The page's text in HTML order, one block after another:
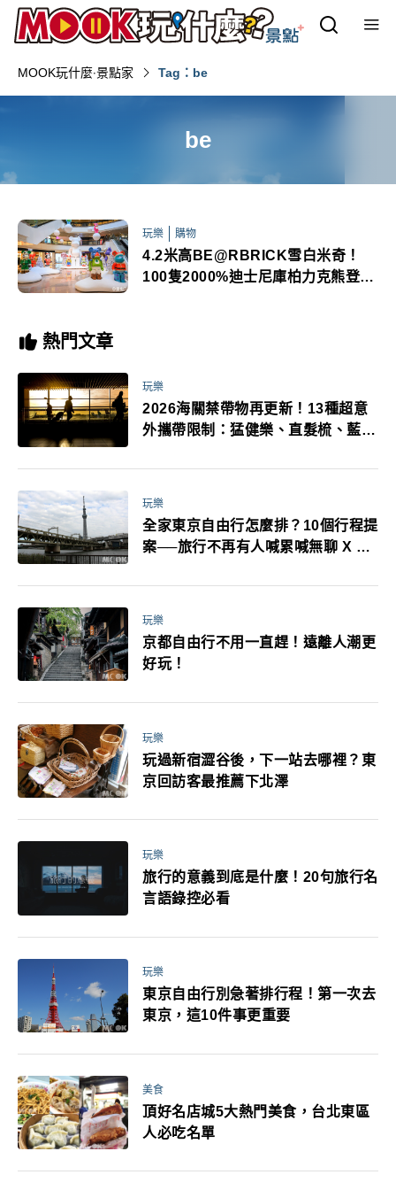
MOOK玩什麼‧景點家 Tag：be
be
玩樂 購物
4.2米高BE@RBRICK雪白米奇！
100隻2000%迪士尼庫柏力克熊登陸
熱門文章
玩樂
2026海關禁帶物再更新！13種超意
外攜帶限制：猛健樂、直髮梳、藍牙
萬！注意事項一次看！
玩樂
全家東京自由行怎麼排？10個行程提
案──旅行不再有人喊累喊無聊 X 爸
玩樂
京都自由行不用一直趕！遠離人潮更
好玩！
玩樂
玩過新宿澀谷後，下一站去哪裡？東
京回訪客最推薦下北澤
玩樂
旅行的意義到底是什麼！20句旅行名
言語錄控必看
玩樂
東京自由行別急著排行程！第一次去
東京，這10件事更重要
美食
頂好名店城5大熱門美食，台北東區
人必吃名單